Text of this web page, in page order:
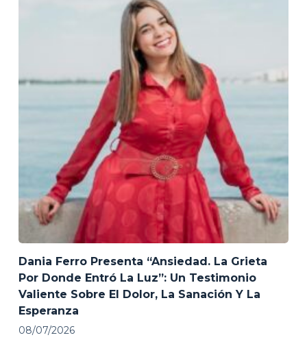
Dania Ferro Presenta “Ansiedad. La Grieta
Por Donde Entró La Luz”: Un Testimonio
Valiente Sobre El Dolor, La Sanación Y La
Esperanza
08/07/2026